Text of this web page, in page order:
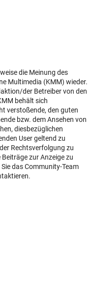
die Meinung des
Multimedia (KMM) wieder.
der Betreiber von den
behält sich
verstoßende, den guten
bzw. dem Ansehen von
diesbezüglichen
User geltend zu
Rechtsverfolgung zu
zur Anzeige zu
Sie das Community-Team